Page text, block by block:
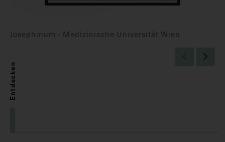
Josephinum - Medizinische Universität Wien
Entdecken